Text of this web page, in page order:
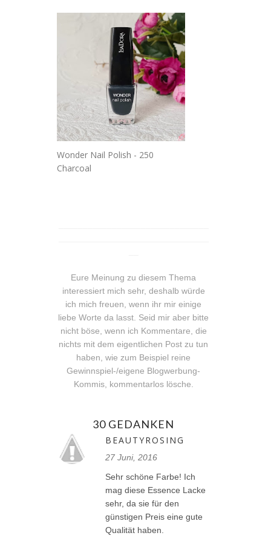
Wonder Nail Polish - 250
Charcoal
Eure Meinung zu diesem Thema
interessiert mich sehr, deshalb würde
ich mich freuen, wenn ihr mir einige
liebe Worte da lasst. Seid mir aber bitte
nicht böse, wenn ich Kommentare, die
nichts mit dem eigentlichen Post zu tun
haben, wie zum Beispiel reine
Gewinnspiel-/eigene Blogwerbung-
Kommis, kommentarlos lösche.
30 GEDANKEN
BEAUTYROSING
27 Juni, 2016
Sehr schöne Farbe! Ich
mag diese Essence Lacke
sehr, da sie für den
günstigen Preis eine gute
Qualität haben.